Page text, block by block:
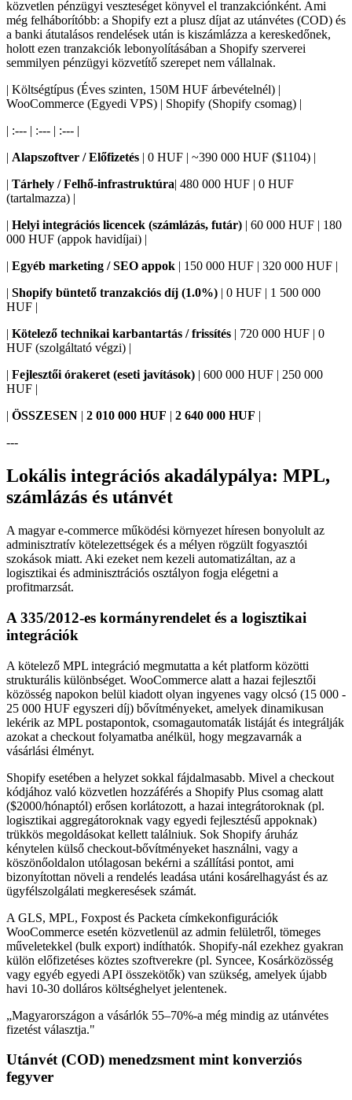
közvetlen pénzügyi veszteséget könyvel el tranzakciónként. Ami
még felháborítóbb: a Shopify ezt a plusz díjat az utánvétes (COD) és
a banki átutalásos rendelések után is kiszámlázza a kereskedőnek,
holott ezen tranzakciók lebonyolításában a Shopify szerverei
semmilyen pénzügyi közvetítő szerepet nem vállalnak.
| Költségtípus (Éves szinten, 150M HUF árbevételnél) |
WooCommerce (Egyedi VPS) | Shopify (Shopify csomag) |
| :--- | :--- | :--- |
| Alapszoftver / Előfizetés | 0 HUF | ~390 000 HUF ($1104) |
| Tárhely / Felhő-infrastruktúra| 480 000 HUF | 0 HUF
(tartalmazza) |
| Helyi integrációs licencek (számlázás, futár) | 60 000 HUF | 180
000 HUF (appok havidíjai) |
| Egyéb marketing / SEO appok | 150 000 HUF | 320 000 HUF |
| Shopify büntető tranzakciós díj (1.0%) | 0 HUF | 1 500 000
HUF |
| Kötelező technikai karbantartás / frissítés | 720 000 HUF | 0
HUF (szolgáltató végzi) |
| Fejlesztői órakeret (eseti javítások) | 600 000 HUF | 250 000
HUF |
| ÖSSZESEN | 2 010 000 HUF | 2 640 000 HUF |
---
Lokális integrációs akadálypálya: MPL,
számlázás és utánvét
A magyar e-commerce működési környezet híresen bonyolult az
adminisztratív kötelezettségek és a mélyen rögzült fogyasztói
szokások miatt. Aki ezeket nem kezeli automatizáltan, az a
logisztikai és adminisztrációs osztályon fogja elégetni a
profitmarzsát.
A 335/2012-es kormányrendelet és a logisztikai
integrációk
A kötelező MPL integráció megmutatta a két platform közötti
strukturális különbséget. WooCommerce alatt a hazai fejlesztői
közösség napokon belül kiadott olyan ingyenes vagy olcsó (15 000 -
25 000 HUF egyszeri díj) bővítményeket, amelyek dinamikusan
lekérik az MPL postapontok, csomagautomaták listáját és integrálják
azokat a checkout folyamatba anélkül, hogy megzavarnák a
vásárlási élményt.
Shopify esetében a helyzet sokkal fájdalmasabb. Mivel a checkout
kódjához való közvetlen hozzáférés a Shopify Plus csomag alatt
($2000/hónaptól) erősen korlátozott, a hazai integrátoroknak (pl.
logisztikai aggregátoroknak vagy egyedi fejlesztésű appoknak)
trükkös megoldásokat kellett találniuk. Sok Shopify áruház
kénytelen külső checkout-bővítményeket használni, vagy a
köszönőoldalon utólagosan bekérni a szállítási pontot, ami
bizonyítottan növeli a rendelés leadása utáni kosárelhagyást és az
ügyfélszolgálati megkeresések számát.
A GLS, MPL, Foxpost és Packeta címkekonfigurációk
WooCommerce esetén közvetlenül az admin felületről, tömeges
műveletekkel (bulk export) indíthatók. Shopify-nál ezekhez gyakran
külön előfizetéses köztes szoftverekre (pl. Syncee, Kosárközösség
vagy egyéb egyedi API összekötők) van szükség, amelyek újabb
havi 10-30 dolláros költséghelyet jelentenek.
„Magyarországon a vásárlók 55–70%-a még mindig az utánvétes
fizetést választja."
Utánvét (COD) menedzsment mint konverziós
fegyver